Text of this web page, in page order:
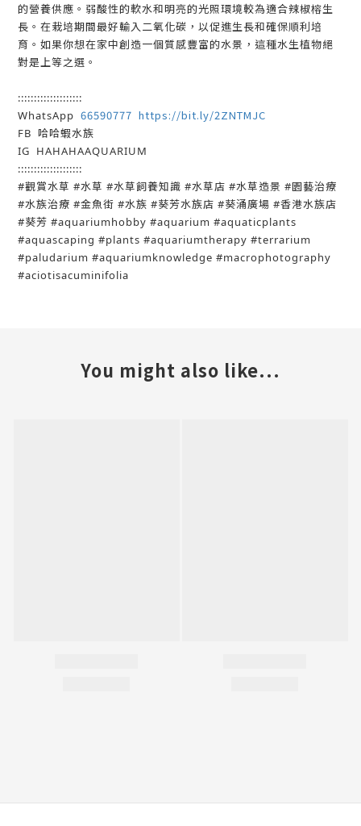
的營養供應。弱酸性的軟水和明亮的光照環境較為適合辣椒榕生
長。在栽培期間最好輸入二氧化碳，以促進生長和確保順利培
育。如果你想在家中創造一個質感豐富的水景，這種水生植物絕
對是上等之選。
::::::::::::::::::::
WhatsApp 66590777 https://bit.ly/2ZNTMJC
FB 哈哈蝦水族
IG HAHAHAAQUARIUM
::::::::::::::::::::
#觀賞水草 #水草 #水草飼養知識 #水草店 #水草造景 #園藝治療
#水族治療 #金魚街 #水族 #葵芳水族店 #葵涌廣場 #香港水族店
#葵芳 #aquariumhobby #aquarium #aquaticplants
#aquascaping #plants #aquariumtherapy #terrarium
#paludarium #aquariumknowledge #macrophotography
#aciotisacuminifolia
You might also like...